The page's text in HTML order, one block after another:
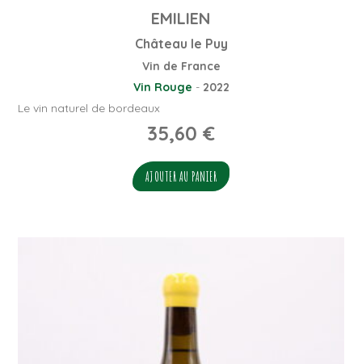
EMILIEN
Château le Puy
Vin de France
Vin Rouge - 2022
Le vin naturel de bordeaux
35,60 €
AJOUTER AU PANIER